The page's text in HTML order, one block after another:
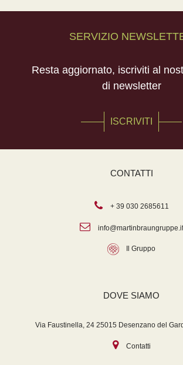
SERVIZIO
Resta aggiornato, iscriviti al
di newsletter
ISCRIVITI
CONTATTI
+ 39 030 2685611
info@martinbraungruppe.it
Il Gruppo
DOVE SIAMO
Via Faustinella, 24 25015 Desenzano del
Contatti